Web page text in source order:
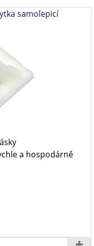
samolepicí
a hospodárně